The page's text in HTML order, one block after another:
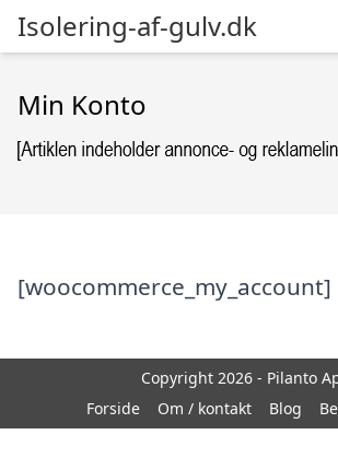
Isolering-af-gulv.dk
Min Konto
[woocommerce_my_account]
Copyright 2026 - Pilanto
Forside
Om / kontakt Blog